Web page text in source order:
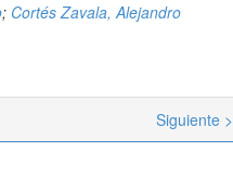
; Cortés Zavala, Alejandro
Siguiente >